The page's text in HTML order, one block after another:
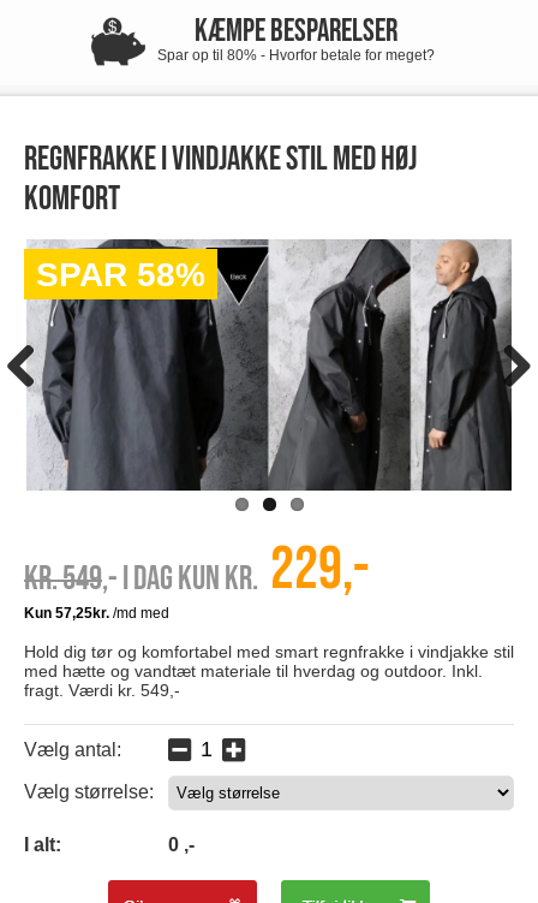
KÆMPE BESPARELSER
Spar op til 80% - Hvorfor betale for meget?
Regnfrakke i vindjakke stil med høj
komfort
SPAR 58%
Kr. 549,- I dag kun kr. 229,-
Hold dig tør og komfortabel med smart regnfrakke i vindjakke stil
med hætte og vandtæt materiale til hverdag og outdoor. Inkl.
fragt. Værdi kr. 549,-
Vælg antal:
Vælg størrelse:
I alt: 0 ,-